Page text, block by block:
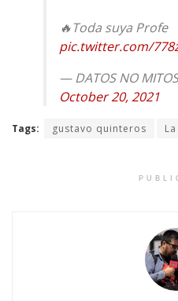
🔥Toda suya Profe
pic.twitter.com/
— DATOS NO
October 20, 2021
Tags: gustavo quinteros